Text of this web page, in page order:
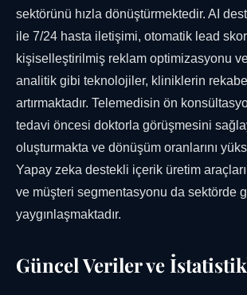
sektörünü hızla dönüştürmektedir. AI
ile 7/24 hasta iletişimi, otomatik lead
kişiselleştirilmiş reklam optimizasyonu
analitik gibi teknolojiler, kliniklerin
artırmaktadır. Telemedisin ön
tedavi öncesi doktorla görüşmesini
oluşturmakta ve dönüşüm oranlarını
Yapay zeka destekli içerik üretim
ve müşteri segmentasyonu da sektörde
yaygınlaşmaktadır.
Güncel Veriler ve